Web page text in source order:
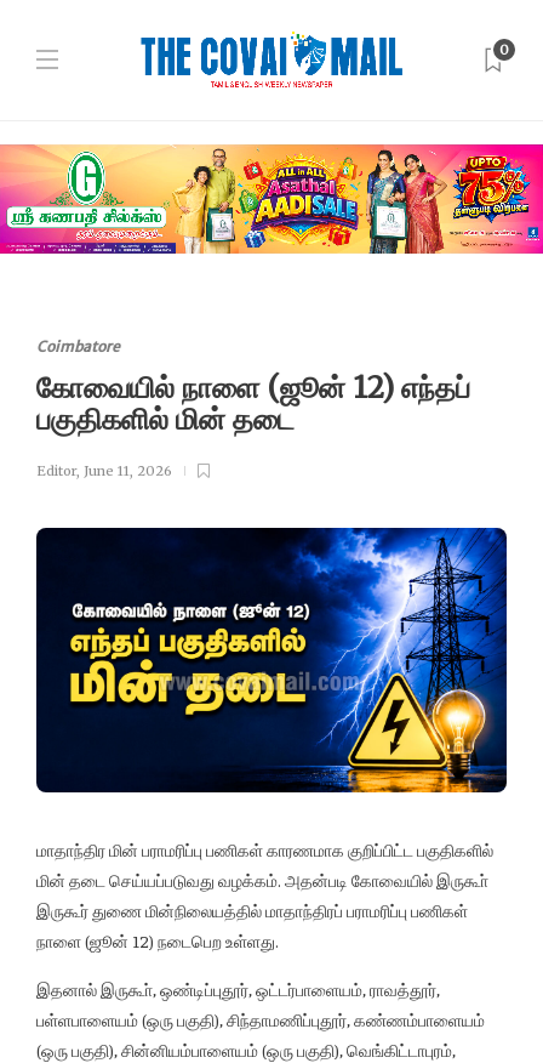
0
Coimbatore
கோவையில் நாளை (ஜூன் 12) எந்தப்
பகுதிகளில் மின் தடை
Editor, June 11, 2026
மாதாந்திர மின் பராமரிப்பு பணிகள் காரணமாக குறிப்பிட்ட பகுதிகளில்
மின் தடை செய்யப்படுவது வழக்கம். அதன்படி கோவையில் இருகூா்
இருகூர் துணை மின்நிலையத்தில் மாதாந்திரப் பராமரிப்பு பணிகள்
நாளை (ஜூன் 12) நடைபெற உள்ளது.
இதனால் இருகூா், ஒண்டிப்புதூர், ஒட்டர்பாளையம், ராவத்தூர்,
பள்ளபாளையம் (ஒரு பகுதி), சிந்தாமணிப்புதூர், கண்ணம்பாளையம்
(ஒரு பகுதி), சின்னியம்பாளையம் (ஒரு பகுதி), வெங்கிட்டாபுரம்,